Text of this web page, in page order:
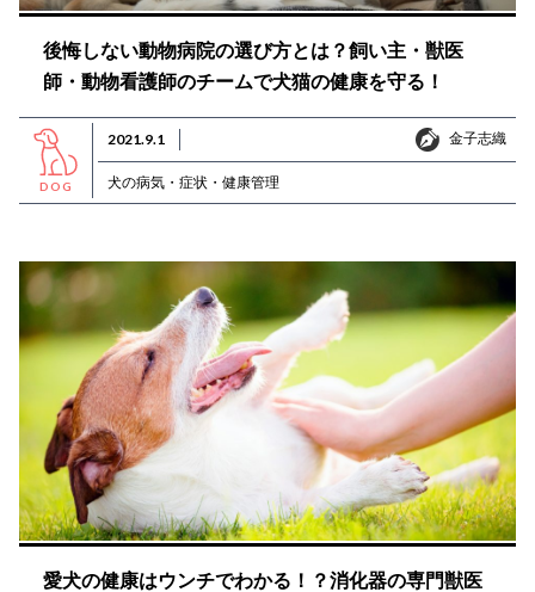
後悔しない動物病院の選び方とは？飼い主・獣医
師・動物看護師のチームで犬猫の健康を守る！
DOG
2021.9.1 金子志織
金子志織
犬の病気・症状・健康管理
愛犬の健康はウンチでわかる！？消化器の専門獣医